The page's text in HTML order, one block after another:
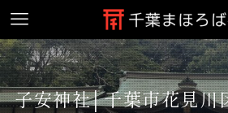
子安神社│千葉市花見川